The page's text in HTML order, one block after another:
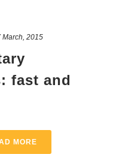
March, 2015
fast and
MORE